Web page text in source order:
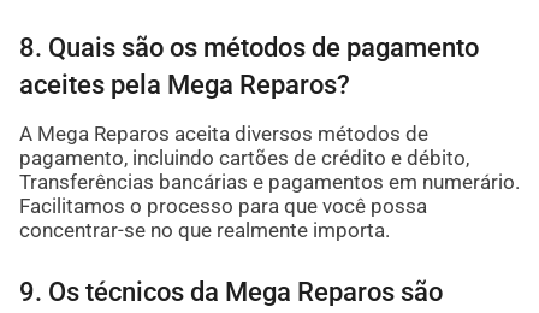
8. Quais são os métodos de pagamento
aceites pela Mega Reparos?
A Mega Reparos aceita diversos métodos de
pagamento, incluindo cartões de crédito e débito,
Transferências bancárias e pagamentos em numerário.
Facilitamos o processo para que você possa
concentrar-se no que realmente importa.
9. Os técnicos da Mega Reparos são